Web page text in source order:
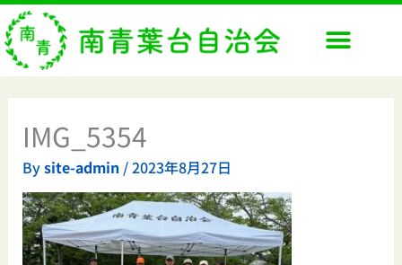
内
容
を
ス
キ
IMG_5354
Bysite-admin /2023年8月27日